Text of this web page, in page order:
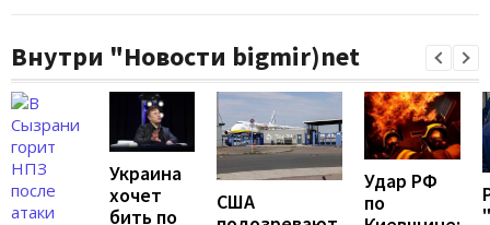
Внутри "Новости bigmir)net
Украина
хочет
бить по
США
Удар РФ
по